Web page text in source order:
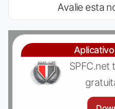
Avalie esta
SPFC.net